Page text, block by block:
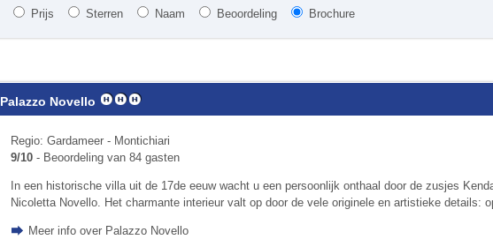
Prijs Sterren Naam Beoordeling Brochure
Palazzo Novello
Regio: Gardameer - Montichiari
9/10- Beoordeling van 84 gasten
In een historische villa uit de 17de eeuw wacht u een persoonlijk onthaal door de zusjes
Nicoletta Novello. Het char­man­te interieur valt op door de vele originele en artistieke details:
Meer info over Palazzo Novello